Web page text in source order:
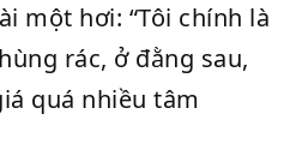
một hơi: “Tôi chính là
rác, ở đằng sau,
quá nhiều tâm